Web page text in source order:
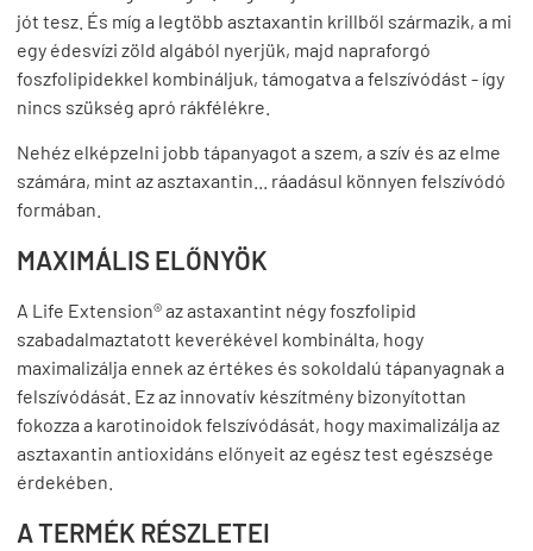
jót tesz. És míg a legtöbb asztaxantin krillből származik, a mi
egy édesvízi zöld algából nyerjük, majd napraforgó
foszfolipidekkel kombináljuk, támogatva a felszívódást - így
nincs szükség apró rákfélékre.
Nehéz elképzelni jobb tápanyagot a szem, a szív és az elme
számára, mint az asztaxantin... ráadásul könnyen felszívódó
formában.
MAXIMÁLIS ELŐNYÖK
A Life Extension® az astaxantint négy foszfolipid
szabadalmaztatott keverékével kombinálta, hogy
maximalizálja ennek az értékes és sokoldalú tápanyagnak a
felszívódását. Ez az innovatív készítmény bizonyítottan
fokozza a karotinoidok felszívódását, hogy maximalizálja az
asztaxantin antioxidáns előnyeit az egész test egészsége
érdekében.
A TERMÉK RÉSZLETEI